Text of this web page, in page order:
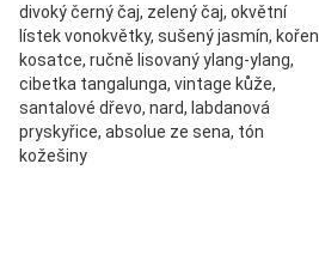
divoký černý čaj, zelený čaj, okvětní
lístek vonokvětky, sušený jasmín, kořen
kosatce, ručně lisovaný ylang-ylang,
cibetka tangalunga, vintage kůže,
santalové dřevo, nard, labdanová
pryskyřice, absolue ze sena, tón
kožešiny